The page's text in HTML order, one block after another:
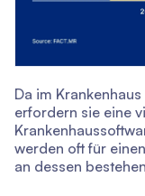
Da im
erfordern sie eine
werden oft für
an dessen